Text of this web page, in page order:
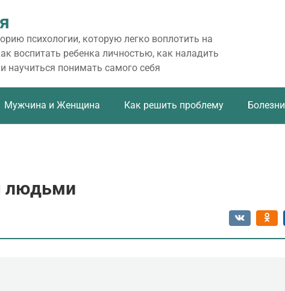
психологии, которую легко воплотить на
воспитать ребенка личностью, как наладить
научиться понимать самого себя
Мужчина и Женщина Как решить проблему Болезни
людьми